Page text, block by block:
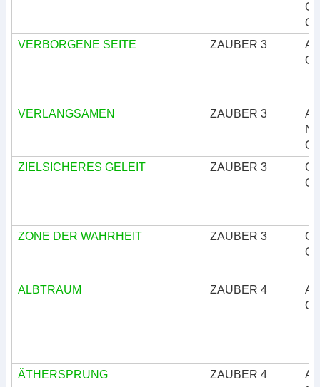
VERBORGENE SEITE
ZAUBER 3
VERLANGSAMEN ZAUBER 3
ZIELSICHERES GELEIT
ZAUBER 3
ZONE DER WAHRHEIT ZAUBER 3
ALBTRAUM ZAUBER 4
ÄTHERSPRUNG ZAUBER 4